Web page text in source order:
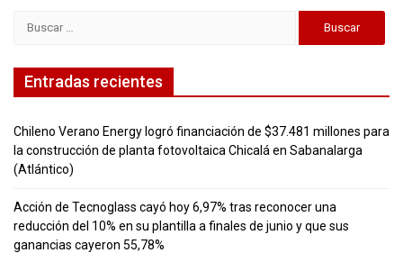
Entradas recientes
Chileno Verano Energy logró financiación de $37.481 millones para
la construcción de planta fotovoltaica Chicalá en Sabanalarga
(Atlántico)
Acción de Tecnoglass cayó hoy 6,97% tras reconocer una
reducción del 10% en su plantilla a finales de junio y que sus
ganancias cayeron 55,78%